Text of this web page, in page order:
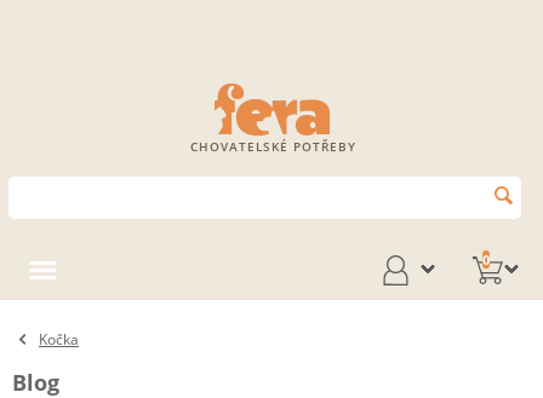
CHOVATELSKÉ POTŘEBY
0
Kočka
Blog